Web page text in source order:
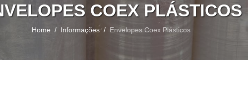
COEX PLÁSTICOS
Home Informações Envelopes Coex Plásticos